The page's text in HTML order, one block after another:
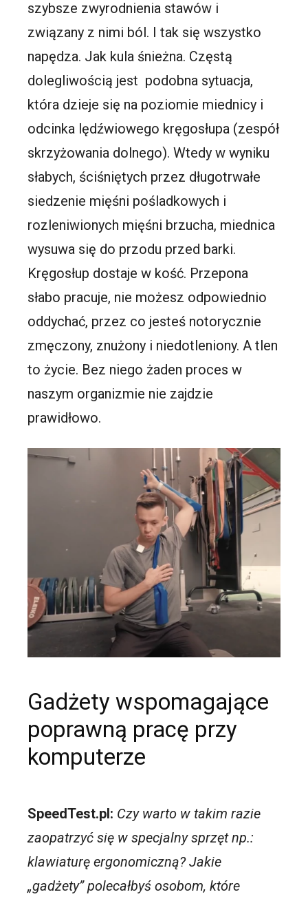
szybsze zwyrodnienia stawów i
związany z nimi ból. I tak się wszystko
napędza. Jak kula śnieżna. Częstą
dolegliwością jest podobna sytuacja,
która dzieje się na poziomie miednicy i
odcinka lędźwiowego kręgosłupa (zespół
skrzyżowania dolnego). Wtedy w wyniku
słabych, ściśniętych przez długotrwałe
siedzenie mięśni pośladkowych i
rozleniwionych mięśni brzucha, miednica
wysuwa się do przodu przed barki.
Kręgosłup dostaje w kość. Przepona
słabo pracuje, nie możesz odpowiednio
oddychać, przez co jesteś notorycznie
zmęczony, znużony i niedotleniony. A tlen
to życie. Bez niego żaden proces w
naszym organizmie nie zajdzie
prawidłowo.
Gadżety wspomagające
poprawną pracę przy
komputerze
SpeedTest.pl: Czy warto w takim razie
zaopatrzyć się w specjalny sprzęt np.:
klawiaturę ergonomiczną? Jakie
„gadżety” polecałbyś osobom, które